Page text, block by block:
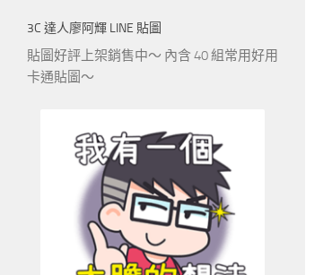
3C 達人廖阿輝 LINE 貼圖
貼圖好評上架銷售中～ 內含 40 組常用好用
卡通貼圖～